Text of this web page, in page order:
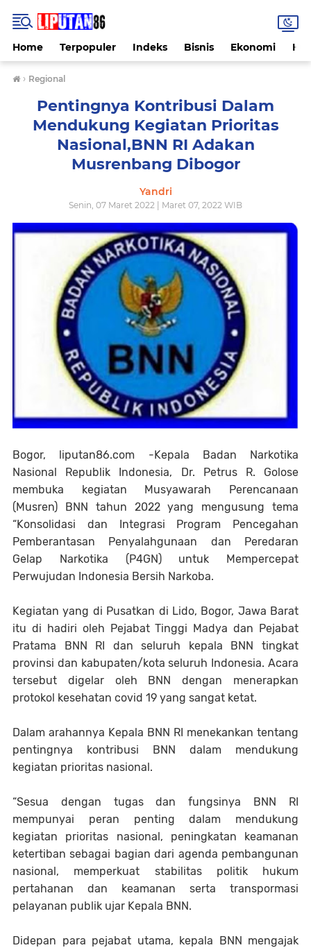
Home Terpopuler Indeks Bisnis Ekonomi
› Regional
Pentingnya Kontribusi Dalam
Mendukung Kegiatan Prioritas
Nasional,BNN RI Adakan
Musrenbang Dibogor
Yandri
Senin, 07 Maret 2022 | Maret 07, 2022 WIB
Bogor, liputan86.com -Kepala Badan Narkotika
Nasional Republik Indonesia, Dr. Petrus R. Golose
membuka kegiatan Musyawarah Perencanaan
(Musren) BNN tahun 2022 yang mengusung tema
“Konsolidasi dan Integrasi Program Pencegahan
Pemberantasan Penyalahgunaan dan Peredaran
Gelap Narkotika (P4GN) untuk Mempercepat
Perwujudan Indonesia Bersih Narkoba.
Kegiatan yang di Pusatkan di Lido, Bogor, Jawa Barat
itu di hadiri oleh Pejabat Tinggi Madya dan Pejabat
Pratama BNN RI dan seluruh kepala BNN tingkat
provinsi dan kabupaten/kota seluruh Indonesia. Acara
tersebut digelar oleh BNN dengan menerapkan
protokol kesehatan covid 19 yang sangat ketat.
Dalam arahannya Kepala BNN RI menekankan tentang
pentingnya kontribusi BNN dalam mendukung
kegiatan prioritas nasional.
“Sesua dengan tugas dan fungsinya BNN RI
mempunyai peran penting dalam mendukung
kegiatan prioritas nasional, peningkatan keamanan
ketertiban sebagai bagian dari agenda pembangunan
nasional, memperkuat stabilitas politik hukum
pertahanan dan keamanan serta transpormasi
pelayanan publik ujar Kepala BNN.
Didepan para pejabat utama, kepala BNN mengajak